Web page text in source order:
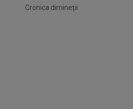
Cronica dimineții